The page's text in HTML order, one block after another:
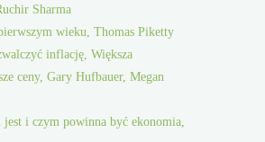
Sharma
wieku, Thomas Piketty
inflację, Większa
ceny, Gary Hufbauer, Megan
i czym powinna być ekonomia,